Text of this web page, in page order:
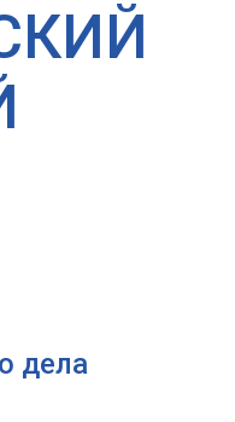
дела